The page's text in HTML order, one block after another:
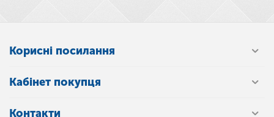
Корисні посилання
Кабінет покупця
Контакти